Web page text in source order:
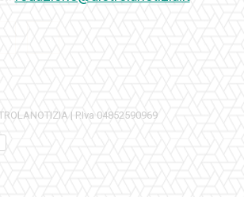
| P.Iva 04852590969